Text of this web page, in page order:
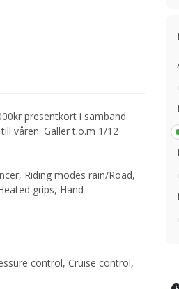
presentkort i samband
våren. Gäller t.o.m 1/12
Riding modes rain/Road,
grips, Hand
control, Cruise control,